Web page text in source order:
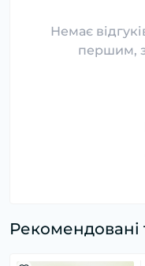
Немає
першим,
Рекомендовані